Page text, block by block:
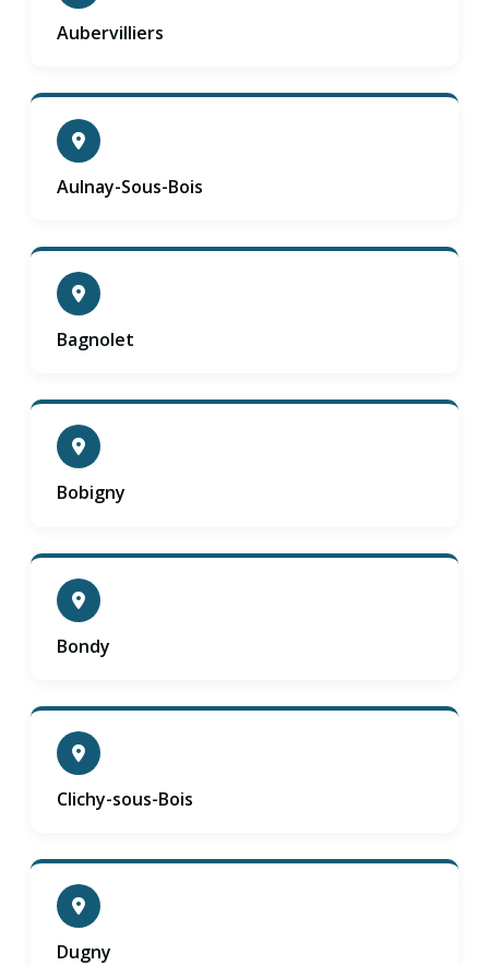
Aubervilliers
Aulnay-Sous-Bois
Bagnolet
Bobigny
Bondy
Clichy-sous-Bois
Dugny